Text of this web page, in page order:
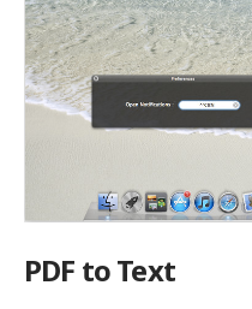
PDF to Text